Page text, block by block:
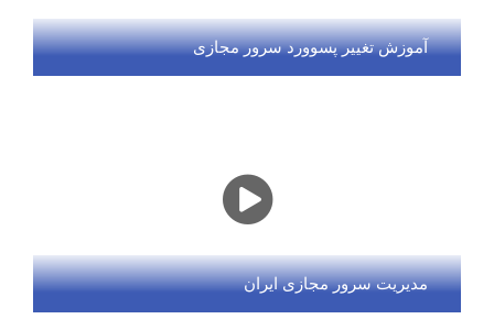
آموزش تغییر پسوورد سرور مجازی
مدیریت سرور مجازی ایران